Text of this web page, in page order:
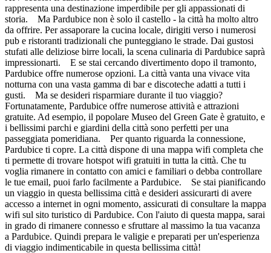
rappresenta una destinazione imperdibile per gli appassionati di
storia. Ma Pardubice non è solo il castello - la città ha molto altro
da offrire. Per assaporare la cucina locale, dirigiti verso i numerosi
pub e ristoranti tradizionali che punteggiano le strade. Dai gustosi
stufati alle deliziose birre locali, la scena culinaria di Pardubice saprà
impressionarti. E se stai cercando divertimento dopo il tramonto,
Pardubice offre numerose opzioni. La città vanta una vivace vita
notturna con una vasta gamma di bar e discoteche adatti a tutti i
gusti. Ma se desideri risparmiare durante il tuo viaggio?
Fortunatamente, Pardubice offre numerose attività e attrazioni
gratuite. Ad esempio, il popolare Museo del Green Gate è gratuito, e
i bellissimi parchi e giardini della città sono perfetti per una
passeggiata pomeridiana. Per quanto riguarda la connessione,
Pardubice ti copre. La città dispone di una mappa wifi completa che
ti permette di trovare hotspot wifi gratuiti in tutta la città. Che tu
voglia rimanere in contatto con amici e familiari o debba controllare
le tue email, puoi farlo facilmente a Pardubice. Se stai pianificando
un viaggio in questa bellissima città e desideri assicurarti di avere
accesso a internet in ogni momento, assicurati di consultare la mappa
wifi sul sito turistico di Pardubice. Con l'aiuto di questa mappa, sarai
in grado di rimanere connesso e sfruttare al massimo la tua vacanza
a Pardubice. Quindi prepara le valigie e preparati per un'esperienza
di viaggio indimenticabile in questa bellissima città!